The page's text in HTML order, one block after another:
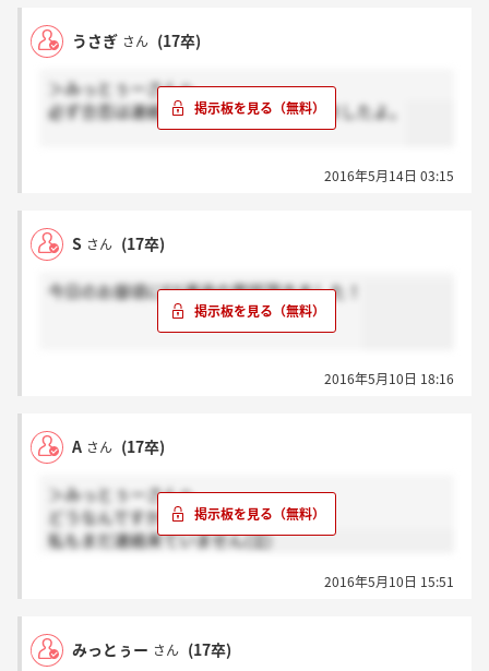
うさぎ さん (17卒)
＞みっとぅーさんへ
必ず合否は連絡しますとおっしゃってましたよ。
2016年5月14日 03:15
S さん (17卒)
今日のお昼頃にES通過の電話頂きました！
2016年5月10日 18:16
A さん (17卒)
＞みっとぅーさんへ
どうなんですかね。
私もまだ連絡来ていません(泣)
2016年5月10日 15:51
みっとぅー さん (17卒)